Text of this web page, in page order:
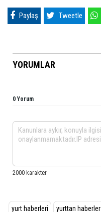
Paylaş Tweetle
YORUMLAR
0 Yorum
yurt haberleri yurttan haberler